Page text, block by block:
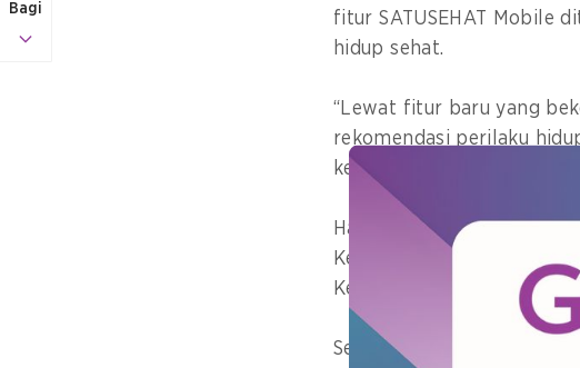
Bagi
fitur SATUSEHAT Mobile
hidup sehat.
“Lewat fitur baru yang
rekomendasi perilaku
kesehatan (
Hal itu disampaikan setiaji
Keseharian Kita” di
Kemenkes pada 8
Selain Setiaji, panelis